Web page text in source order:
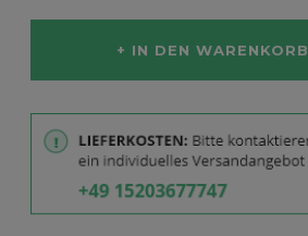
IN DEN WARENKORB